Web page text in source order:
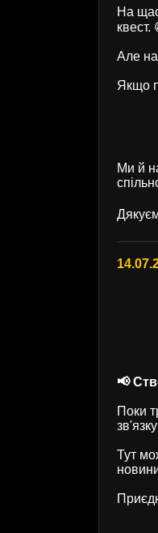
На
квест.
Але
Якщо
Ми й
📢
Поки
Тут